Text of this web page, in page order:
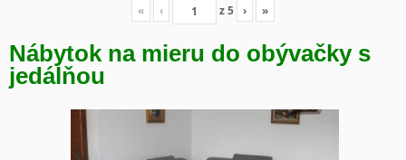
« ‹ z5 › »
Nábytok na mieru do obývačky s
jedálňou